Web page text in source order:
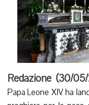
Redazione (30/
Papa Leone XIV ha